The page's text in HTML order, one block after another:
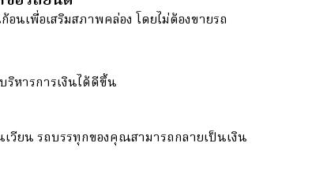
เพื่อเสริมสภาพคล่อง โดยไม่ต้องขายรถ
หารการเงินได้ดีขึ้น
วียน รถบรรทุกของคุณสามารถกลายเป็นเงิน